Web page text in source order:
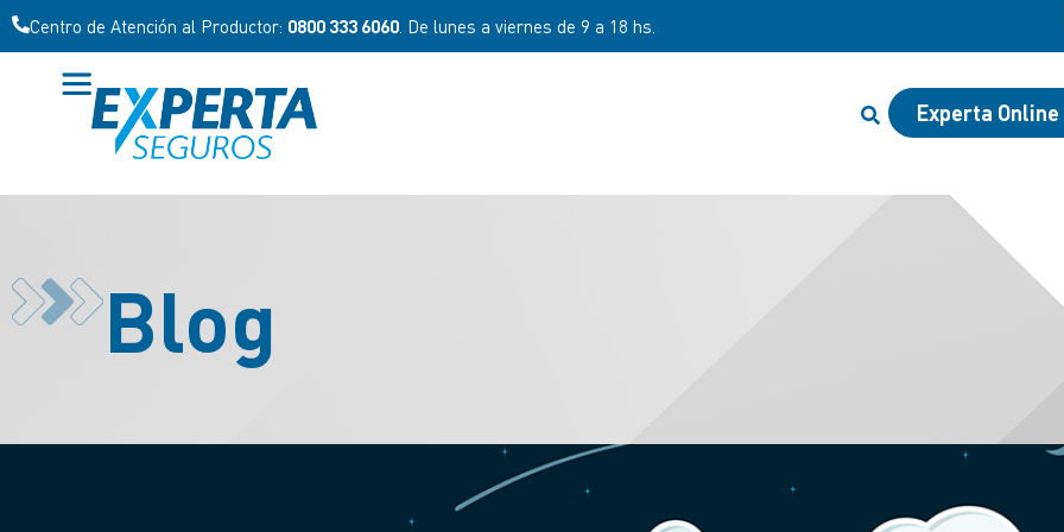
Centro de Atención al Productor: 0800 333 6060 . De lunes a viernes de 9 a 18 hs.
Experta Online
Blog